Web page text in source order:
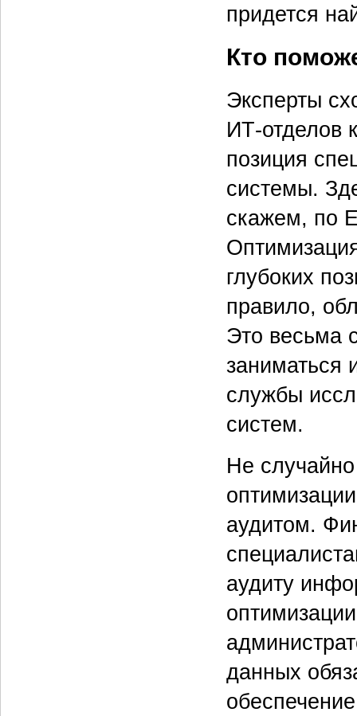
придется
Кто
Эксперты
ИТ-отделов
позиция
системы.
скажем, по
глубоких
правило,
Это весьма
заниматься
службы
систем.
Не
аудитом.
аудиту
данных